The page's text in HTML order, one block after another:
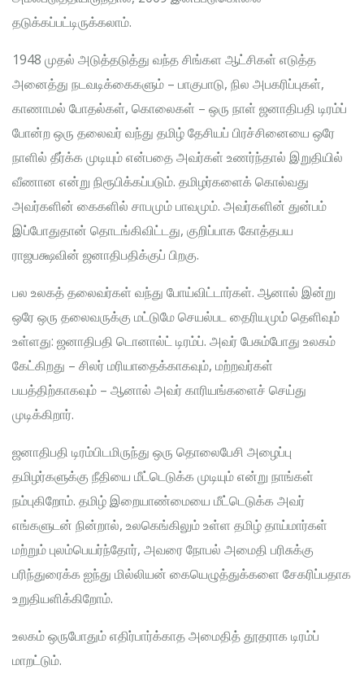
தடுக்கப்பட்டிருக்கலாம்.
1948 முதல் அடுத்தடுத்து வந்த சிங்கள ஆட்சிகள் எடுத்த
அனைத்து நடவடிக்கைகளும் – பாகுபாடு, நில அபகரிப்புகள்,
காணாமல் போதல்கள், கொலைகள் – ஒரு நாள் ஜனாதிபதி டிரம்ப்
போன்ற ஒரு தலைவர் வந்து தமிழ் தேசியப் பிரச்சினையை ஒரே
நாளில் தீர்க்க முடியும் என்பதை அவர்கள் உணர்ந்தால் இறுதியில்
வீணான என்று நிரூபிக்கப்படும். தமிழர்களைக் கொல்வது
அவர்களின் கைகளில் சாபமும் பாவமும். அவர்களின் துன்பம்
இப்போதுதான் தொடங்கிவிட்டது, குறிப்பாக கோத்தபய
ராஜபக்ஷவின் ஜனாதிபதிக்குப் பிறகு.
பல உலகத் தலைவர்கள் வந்து போய்விட்டார்கள். ஆனால் இன்று
ஒரே ஒரு தலைவருக்கு மட்டுமே செயல்பட தைரியமும் தெளிவும்
உள்ளது: ஜனாதிபதி டொனால்ட் டிரம்ப். அவர் பேசும்போது உலகம்
கேட்கிறது – சிலர் மரியாதைக்காகவும், மற்றவர்கள்
பயத்திற்காகவும் – ஆனால் அவர் காரியங்களைச் செய்து
முடிக்கிறார்.
ஜனாதிபதி டிரம்பிடமிருந்து ஒரு தொலைபேசி அழைப்பு
தமிழர்களுக்கு நீதியை மீட்டெடுக்க முடியும் என்று நாங்கள்
நம்புகிறோம். தமிழ் இறையாண்மையை மீட்டெடுக்க அவர்
எங்களுடன் நின்றால், உலகெங்கிலும் உள்ள தமிழ் தாய்மார்கள்
மற்றும் புலம்பெயர்ந்தோர், அவரை நோபல் அமைதி பரிசுக்கு
பரிந்துரைக்க ஐந்து மில்லியன் கையெழுத்துக்களை சேகரிப்பதாக
உறுதியளிக்கிறோம்.
உலகம் ஒருபோதும் எதிர்பார்க்காத அமைதித் தூதராக டிரம்ப்
மாறட்டும்.